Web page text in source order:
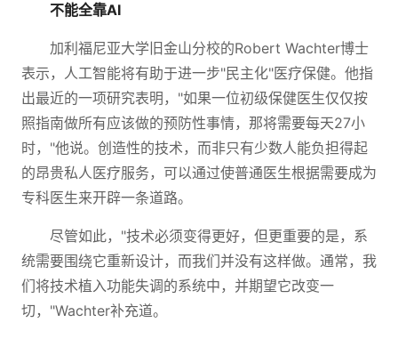
不能全靠AI
加利福尼亚大学旧金山分校的Robert Wachter博士
表示，人工智能将有助于进一步"民主化"医疗保健。他指
出最近的一项研究表明，"如果一位初级保健医生仅仅按
照指南做所有应该做的预防性事情，那将需要每天27小
时，"他说。创造性的技术，而非只有少数人能负担得起
的昂贵私人医疗服务，可以通过使普通医生根据需要成为
专科医生来开辟一条道路。
尽管如此，"技术必须变得更好，但更重要的是，系
统需要围绕它重新设计，而我们并没有这样做。通常，我
们将技术植入功能失调的系统中，并期望它改变一
切，"Wachter补充道。